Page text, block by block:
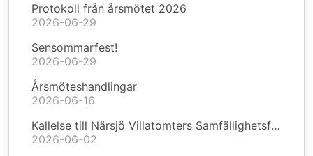
Protokoll från årsmötet 2026
2026-06-29
Sensommarfest!
2026-06-29
Årsmöteshandlingar
2026-06-16
Kallelse till Närsjö Villatomters Samfällighetsförening årsmöte 2026
2026-06-02